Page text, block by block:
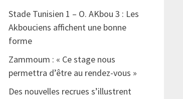
Stade Tunisien 1 – O. AKbou 3 : Les
Akbouciens affichent une bonne
forme
Zammoum : « Ce stage nous
permettra d’être au rendez-vous »
Des nouvelles recrues s’illustrent